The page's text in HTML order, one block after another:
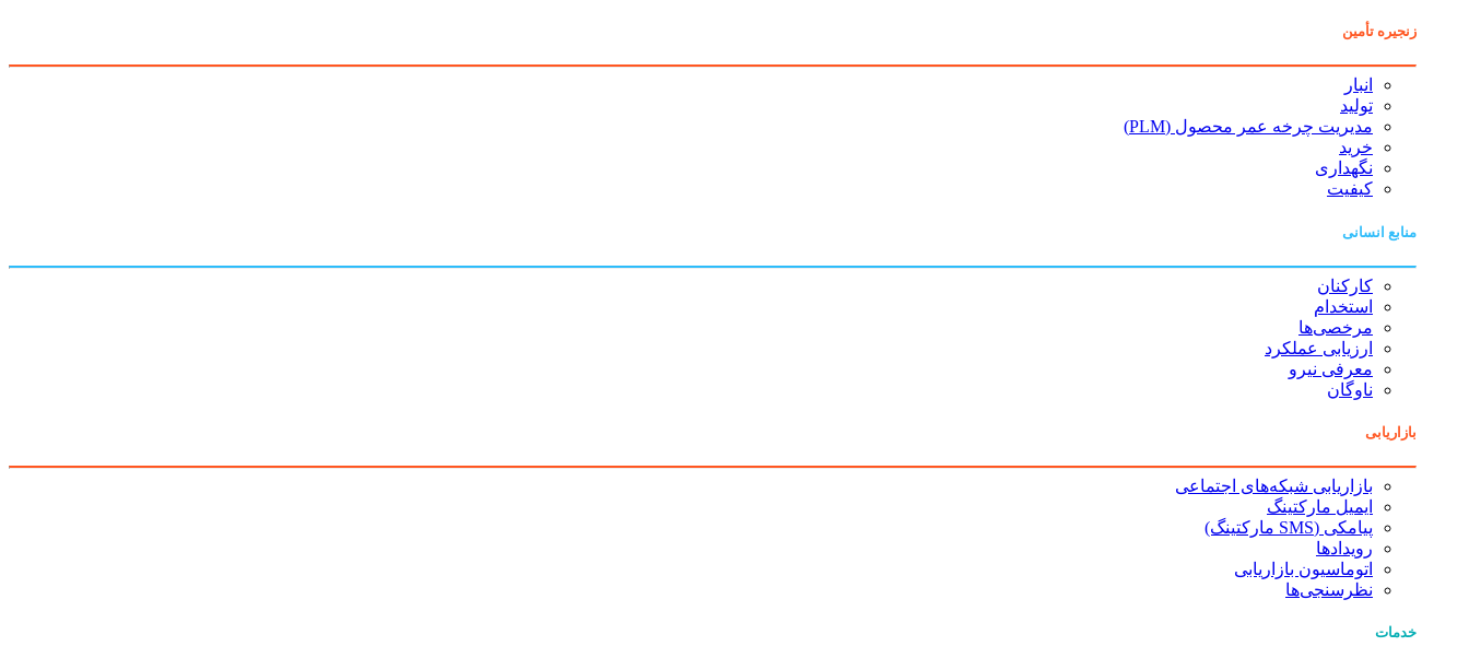
زنجیره تأمین
انبار
تولید
مدیریت چرخه عمر محصول (PLM)
خرید
نگهداری
کیفیت
منابع انسانی
کارکنان
استخدام
مرخصی‌ها
ارزیابی عملکرد
معرفی نیرو
ناوگان
بازاریابی
بازاریابی شبکه‌های اجتماعی
ایمیل مارکتینگ
پیامکی (SMS مارکتینگ)
رویدادها
اتوماسیون بازاریابی
نظرسنجی‌ها
خدمات